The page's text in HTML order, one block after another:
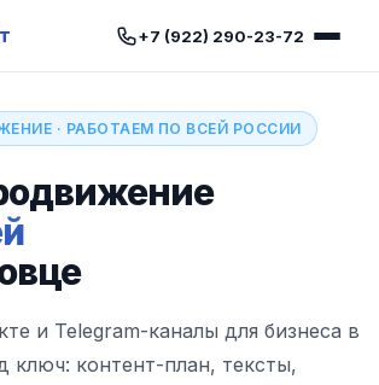
+7 (922) 290-23-72
· РАБОТАЕМ ПО ВСЕЙ РОССИИ
и Telegram-каналы для бизнеса в
ключ: контент-план, тексты,